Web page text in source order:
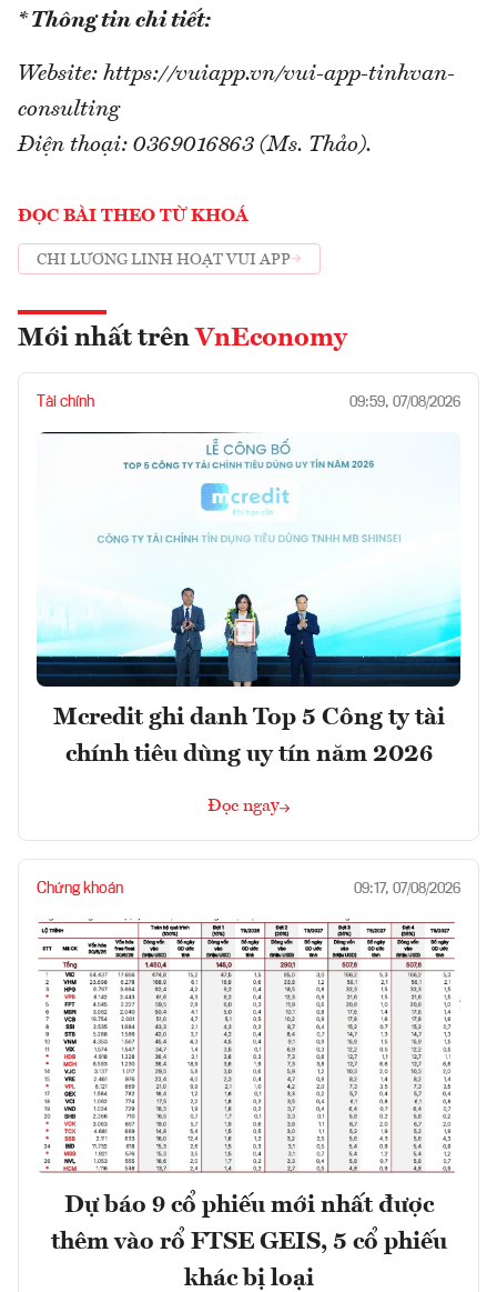
* Thông tin chi tiết:
Website: https://vuiapp.vn/vui-app-tinhvan-
consulting
Điện thoại: 0369016863 (Ms. Thảo).
ĐỌC BÀI THEO TỪ KHOÁ
CHI LƯƠNG LINH HOẠT VUI APP
Mới nhất trên VnEconomy
Tài chính 09:59, 07/08/2026
Mcredit ghi danh Top 5 Công ty tài
chính tiêu dùng uy tín năm 2026
Đọc ngay
Chứng khoán 09:17, 07/08/2026
Dự báo 9 cổ phiếu mới nhất được
thêm vào rổ FTSE GEIS, 5 cổ phiếu
khác bị loại